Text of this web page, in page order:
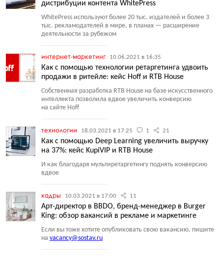
дистрибуции контента WhitePress
WhitePress используют более 20 тыс. издателей и более 3
тыс. рекламодателей в мире, в планах — расширение
деятельности за рубежом
интернет-маркетинг 10.06.2021 в 16:35
Как с помощью технологии ретаргетинга удвоить
продажи в ритейле: кейс Hoff и RTB House
Собственная разработка RTB House на базе искусственного
интеллекта позволила вдвое увеличить конверсию
на сайте Hoff
технологии 18.03.2021 в 17:25 1 21
Как с помощью Deep Learning увеличить выручку
на 37%: кейс KupiVIP и RTB House
И как благодаря мультиретаргетингу поднять конверсию
вдвое
кадры 10.03.2021 в 17:00 11
Арт-директор в BBDO, бренд-менеджер в Burger
King: обзор вакансий в рекламе и маркетинге
Если вы тоже хотите опубликовать свою вакансию, пишите
на vacancy@sostav.ru